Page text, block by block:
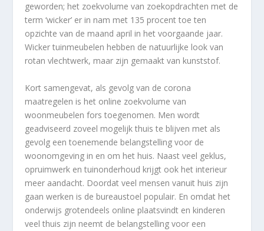
geworden; het zoekvolume van zoekopdrachten met de
term ‘wicker’ er in nam met 135 procent toe ten
opzichte van de maand april in het voorgaande jaar.
Wicker tuinmeubelen hebben de natuurlijke look van
rotan vlechtwerk, maar zijn gemaakt van kunststof.
Kort samengevat, als gevolg van de corona
maatregelen is het online zoekvolume van
woonmeubelen fors toegenomen. Men wordt
geadviseerd zoveel mogelijk thuis te blijven met als
gevolg een toenemende belangstelling voor de
woonomgeving in en om het huis. Naast veel geklus,
opruimwerk en tuinonderhoud krijgt ook het interieur
meer aandacht. Doordat veel mensen vanuit huis zijn
gaan werken is de bureaustoel populair. En omdat het
onderwijs grotendeels online plaatsvindt en kinderen
veel thuis zijn neemt de belangstelling voor een